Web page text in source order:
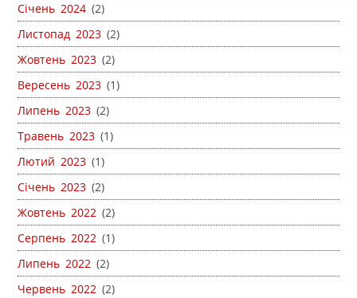
Січень 2024 (2)
Листопад 2023 (2)
Жовтень 2023 (2)
Вересень 2023 (1)
Липень 2023 (2)
Травень 2023 (1)
Лютий 2023 (1)
Січень 2023 (2)
Жовтень 2022 (2)
Серпень 2022 (1)
Липень 2022 (2)
Червень 2022 (2)